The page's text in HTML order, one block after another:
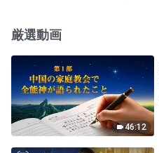
厳選動画
46:12